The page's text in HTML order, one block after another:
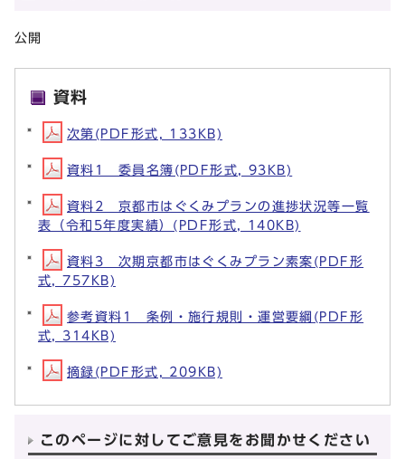
公開
資料
次第(PDF形式, 133KB)
資料1 委員名簿(PDF形式, 93KB)
資料2 京都市はぐくみプランの進捗状況等一覧
表（令和5年度実績）(PDF形式, 140KB)
資料3 次期京都市はぐくみプラン素案(PDF形
式, 757KB)
参考資料1 条例・施行規則・運営要綱(PDF形
式, 314KB)
摘録(PDF形式, 209KB)
このページに対してご意見をお聞かせください